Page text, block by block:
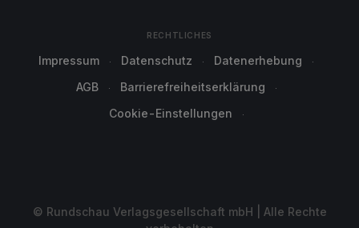
RECHTLICHES
Impressum Datenschutz
Datenerhebung
AGB
Barrierefreiheitserklärung
Cookie-Einstellungen
© Rundschau Verlagsgesellschaft mbH | Alle Rechte